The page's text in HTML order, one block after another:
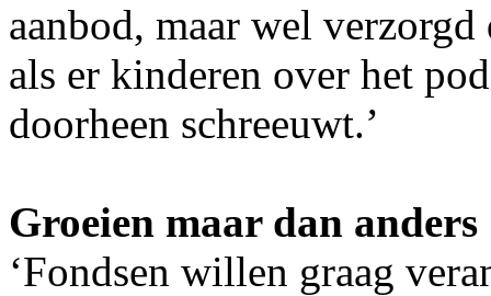
aanbod, maar wel
als er kinderen over het
doorheen schreeuwt.’
Groeien maar dan anders
‘Fondsen willen graag